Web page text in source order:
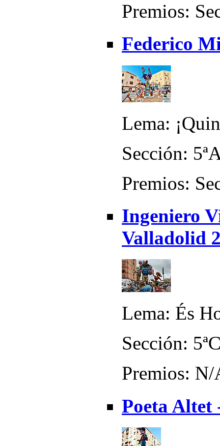
Premios:
Federico
Lema:
Sección:
Premios:
Ingeniero
Valladolid
Lema: És
Sección:
Premios: N/
Poeta Altet